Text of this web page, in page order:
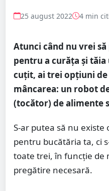
25 august 2022 4 min
Atunci când nu vrei
pentru a curăța și
cuțit, ai trei opțiuni
mâncarea: un robot
(tocător) de alimente
S-ar putea să nu existe
pentru bucătăria ta, ci
toate trei, în funcție de
pregătire necesară.